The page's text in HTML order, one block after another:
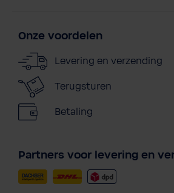
Onze voordelen
Levering en verzending
Terugsturen
Betaling
Partners voor levering en